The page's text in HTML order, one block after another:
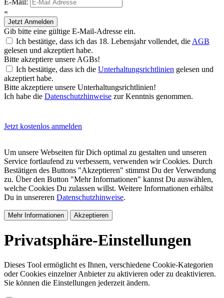
«
Jetzt Anmelden
Gib bitte eine gültige E-Mail-Adresse ein.
Ich bestätige, dass ich das 18. Lebensjahr vollendet, die AGB
gelesen und akzeptiert habe.
Bitte akzeptiere unsere AGBs!
Ich bestätige, dass ich die Unterhaltungsrichtlinien gelesen und
akzeptiert habe.
Bitte akzeptiere unsere Unterhaltungsrichtlinien!
Ich habe die Datenschutzhinweise zur Kenntnis genommen.
Jetzt kostenlos anmelden
Um unsere Webseiten für Dich optimal zu gestalten und unseren
Service fortlaufend zu verbessern, verwenden wir Cookies. Durch
Bestätigen des Buttons "Akzeptieren" stimmst Du der Verwendung
zu. Über den Button "Mehr Informationen" kannst Du auswählen,
welche Cookies Du zulassen willst. Weitere Informationen erhältst
Du in unsereren Datenschutzhinweise.
Mehr Informationen Akzeptieren
Privatsphäre-Einstellungen
Dieses Tool ermöglicht es Ihnen, verschiedene Cookie-Kategorien
oder Cookies einzelner Anbieter zu aktivieren oder zu deaktivieren.
Sie können die Einstellungen jederzeit ändern.